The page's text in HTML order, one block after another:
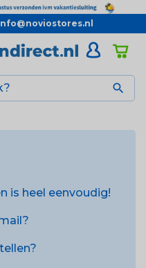

is heel eenvoudig!